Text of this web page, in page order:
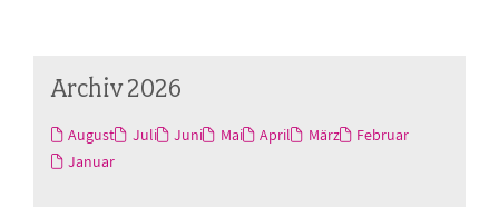
Archiv 2026
August Juli Juni Mai April März
Februar
Januar